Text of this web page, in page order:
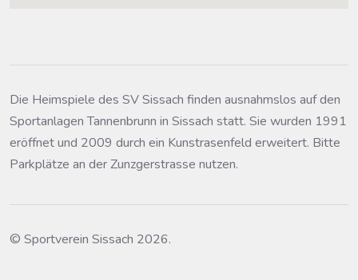
Die Heimspiele des SV Sissach finden ausnahmslos auf den
Sportanlagen Tannenbrunn in Sissach statt. Sie wurden 1991
eröffnet und 2009 durch ein Kunstrasenfeld erweitert. Bitte
Parkplätze an der Zunzgerstrasse nutzen.
© Sportverein Sissach 2026.